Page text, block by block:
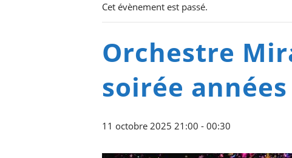
Cet évènement est passé.
Orchestre
soirée
11 octobre 2025 21:00 - 00:30